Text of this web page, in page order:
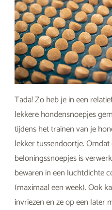
Tada! Zo heb je in een
lekkere hondensnoepjes
tijdens het trainen van je
lekker tussendoortje.
beloningssnoepjes is
bewaren in een luchtdichte
(maximaal een week). Ook
invriezen en ze op een later